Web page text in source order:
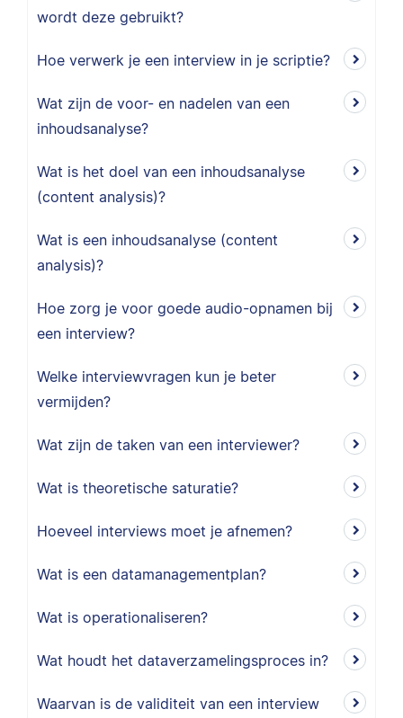
wordt deze gebruikt?
Hoe verwerk je een interview in je scriptie?
Wat zijn de voor- en nadelen van een
inhoudsanalyse?
Wat is het doel van een inhoudsanalyse
(content analysis)?
Wat is een inhoudsanalyse (content
analysis)?
Hoe zorg je voor goede audio-opnamen bij
een interview?
Welke interviewvragen kun je beter
vermijden?
Wat zijn de taken van een interviewer?
Wat is theoretische saturatie?
Hoeveel interviews moet je afnemen?
Wat is een datamanagementplan?
Wat is operationaliseren?
Wat houdt het dataverzamelingsproces in?
Waarvan is de validiteit van een interview